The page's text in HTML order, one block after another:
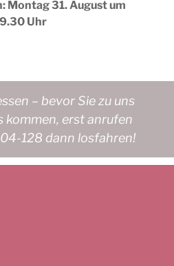
Montag 31. August um
Uhr
– bevor Sie zu uns
kommen, erst anrufen
128 dann losfahren!